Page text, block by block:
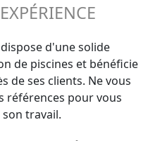
d'une solide
de piscines et bénéficie
de ses clients. Ne vous
références pour vous
travail.